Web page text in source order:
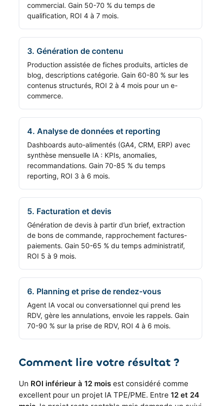
commercial. Gain 50-70 % du temps de
qualification, ROI 4 à 7 mois.
3. Génération de contenu
Production assistée de fiches produits, articles de
blog, descriptions catégorie. Gain 60-80 % sur les
contenus structurés, ROI 2 à 4 mois pour un e-
commerce.
4. Analyse de données et reporting
Dashboards auto-alimentés (GA4, CRM, ERP) avec
synthèse mensuelle IA : KPIs, anomalies,
recommandations. Gain 70-85 % du temps
reporting, ROI 3 à 6 mois.
5. Facturation et devis
Génération de devis à partir d’un brief, extraction
de bons de commande, rapprochement factures-
paiements. Gain 50-65 % du temps administratif,
ROI 5 à 9 mois.
6. Planning et prise de rendez-vous
Agent IA vocal ou conversationnel qui prend les
RDV, gère les annulations, envoie les rappels. Gain
70-90 % sur la prise de RDV, ROI 4 à 6 mois.
Comment lire votre résultat ?
Un ROI inférieur à 12 mois est considéré comme
excellent pour un projet IA TPE/PME. Entre12 et 24